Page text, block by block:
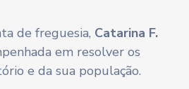
de freguesia, Catarina F.
em resolver os
e da sua população.